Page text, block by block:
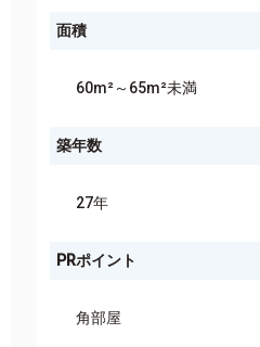
面積
60m²～65m²未満
築年数
27年
PRポイント
角部屋